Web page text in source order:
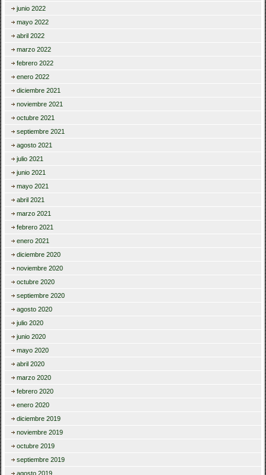
junio 2022
mayo 2022
abril 2022
marzo 2022
febrero 2022
enero 2022
diciembre 2021
noviembre 2021
octubre 2021
septiembre 2021
agosto 2021
julio 2021
junio 2021
mayo 2021
abril 2021
marzo 2021
febrero 2021
enero 2021
diciembre 2020
noviembre 2020
octubre 2020
septiembre 2020
agosto 2020
julio 2020
junio 2020
mayo 2020
abril 2020
marzo 2020
febrero 2020
enero 2020
diciembre 2019
noviembre 2019
octubre 2019
septiembre 2019
agosto 2019